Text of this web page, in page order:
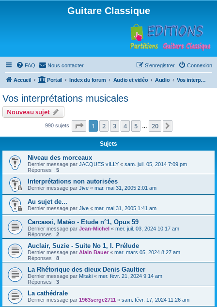
Guitare Classique
FAQ Nous contacter Connexion
S’enregistrer
Accueil Portail Index du forum Audio et vidéo Audio Vos interprétations musicales
Vos interprétations musicales
Nouveau sujet
990 sujets Page 1sur20
1 2 3 4 5 20
Sujets
Niveau des morceaux
Dernier message par JACQUES vILLY « sam. juil. 05, 2014 7:09 pm
Réponses : 5
Interprétations non autorisées
Dernier message par Jive « mar. mai 31, 2005 2:01 am
Au sujet de...
Dernier message par Jive « mar. mai 31, 2005 1:41 am
Carcassi, Matéo - Etude n°1, Opus 59
Dernier message par Jean-Michel « mer. juil. 03, 2024 10:17 am
Réponses : 2
Auclair, Suzie - Suite No 1, I. Prélude
Dernier message par Alain Bauer « mar. mars 05, 2024 8:27 am
Réponses : 8
La Rhétorique des dieux Denis Gaultier
Dernier message par Mitaki « mer. févr. 21, 2024 9:14 am
Réponses : 3
La cathédrale
Dernier message par 1963serge2711 « sam. févr. 17, 2024 11:26 am